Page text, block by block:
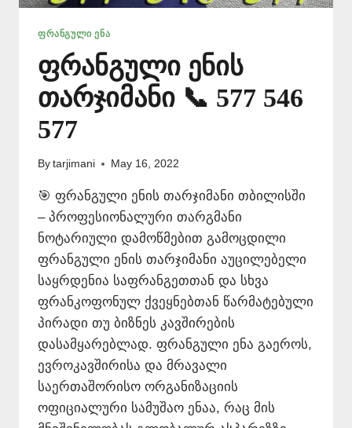
ᲤᲠᲐᲜᲒᲣᲚᲘ ᲔᲜᲐ
ფრანგული ენის
თარჯიმანი 📞 577 546
577
By tarjimani May 16, 2022
🎯 ფრანგული ენის თარჯიმანი თბილისში
– პროფესიონალური თარგმანი
ნოტარიული დამოწმებით გამოცდილი
ფრანგული ენის თარჯიმანი აუცილებელი
საყრდენია საფრანგეთთან და სხვა
ფრანკოფონულ ქვეყნებთან წარმატებული
პირადი თუ ბიზნეს კავშირების
დასამყარებლად. ფრანგული ენა გაეროს,
ევროკავშირისა და მრავალი
საერთაშორისო ორგანიზაციის
ოფიციალური სამუშაო ენაა, რაც მის